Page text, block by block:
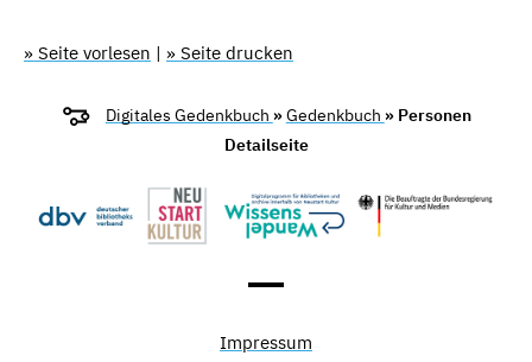
» Seite vorlesen | » Seite drucken
Digitales Gedenkbuch »Gedenkbuch » Personen
Detailseite
Impressum